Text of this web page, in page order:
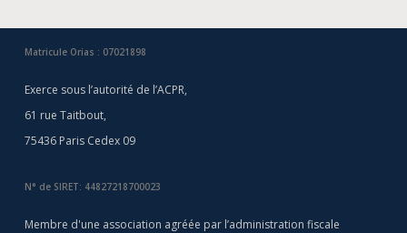
Matricule Orias : 07021898
Exerce sous l’autorité de l’ACPR,
61 rue Taitbout,
75436 Paris Cedex 09
N° de SIRET: 44827218700023
Membre d'une association agréée par l’administration fiscale